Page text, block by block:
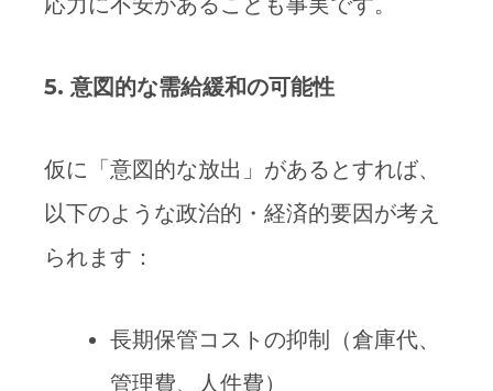
5. 意図的な需給緩和の可能性
仮に「意図的な放出」があるとすれば、
以下のような政治的・経済的要因が考え
られます：
長期保管コストの抑制（倉庫代、
管理費、人件費）